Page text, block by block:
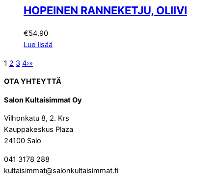
HOPEINEN RANNEKETJU, OLIIVI
€54.90
Lue lisää
1 2 3 4›»
OTA YHTEYTTÄ
Salon Kultaisimmat Oy
Vilhonkatu 8, 2. Krs
Kauppakeskus Plaza
24100 Salo
041 3178 288
kultaisimmat@salonkultaisimmat.fi